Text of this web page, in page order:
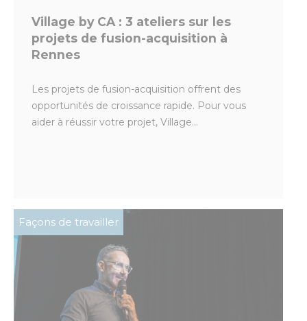
Village by CA : 3 ateliers sur les
projets de fusion-acquisition à
Rennes
Les projets de fusion-acquisition offrent des
opportunités de croissance rapide. Pour vous
aider à réussir votre projet, Village...
Façons de travailler